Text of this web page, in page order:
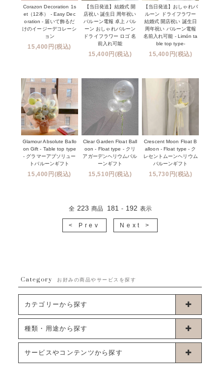
Corazon Decoration 1s
et（12本） - Easy Dec
oration - 届いて飾るだ
けのイージーデコレーシ
ョン
15,400円(税込)
【当日発送】結婚式 開
店祝い 誕生日 周年祝い
バルーン電報 卓上 バル
ーン おしゃれバルーン
ドライフラワー ロゴ 名
前入れ可能
15,400円(税込)
【当日発送】おしゃれバ
ルーン ドライフラワー
結婚式 開店祝い 誕生日
周年祝い バルーン電報
名前入れ可能 - Limón ta
ble top type-
15,400円(税込)
Glamour Absolute Ballo
on Gift - Table top type
- グラマーアブソリュー
トバルーンギフト
15,400円(税込)
Clear Garden Float Ball
oon - Float type - クリ
アガーデンヘリウムバル
ーンギフト
15,510円(税込)
Crescent Moon Float B
alloon - Float type - ク
レセントムーンヘリウム
バルーンギフト
15,730円(税込)
全 223 商品 181 - 192 表示
< Prev Next >
Category お好みの商品やサービスを探す
カテゴリーから探す
卓上タイプバルーン
ブーケタイプバルーン
種類・用途から探す
お誕生日
サービスやコンテンツから探す